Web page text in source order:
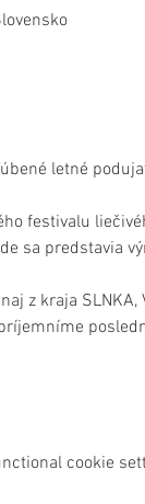
letné
festivalu
sa predstavia
z kraja SLNKA,
cookie